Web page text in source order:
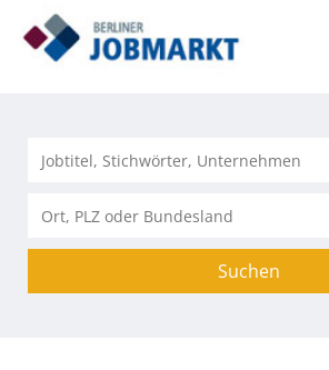
Suchen